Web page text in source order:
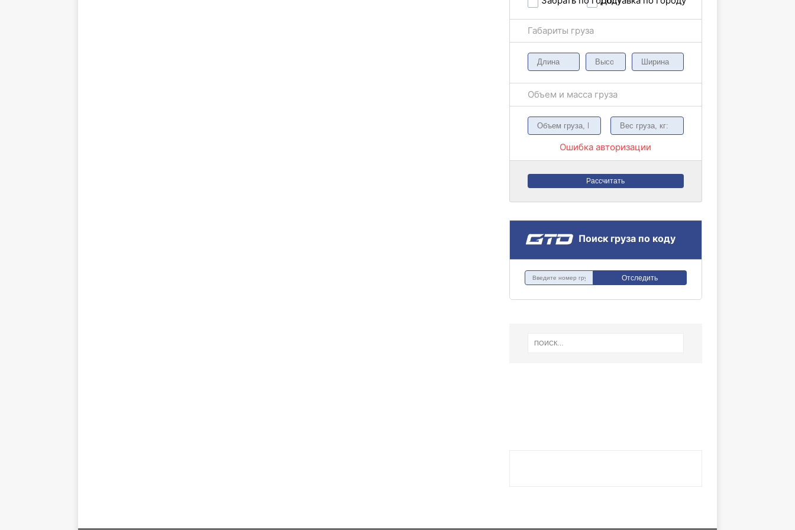
Габариты груза
Объем и масса груза
Ошибка авторизации
Рассчитать
Поиск груза по коду
Отследить